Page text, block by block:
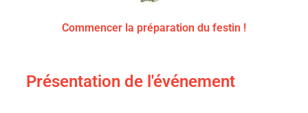
Commencer la préparation du festin !
Présentation de l'événement